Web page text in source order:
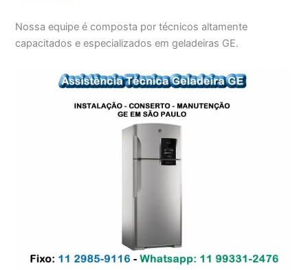
Nossa equipe é composta por técnicos altamente
capacitados e especializados em geladeiras GE.